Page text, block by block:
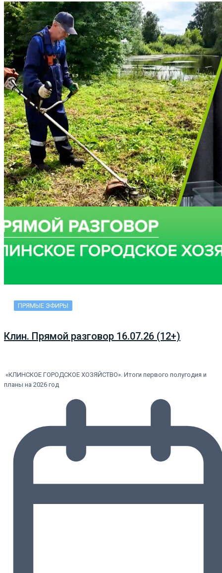
ПРЯМЫЕ ЭФИРЫ
Клин. Прямой разговор 16.07.26 (12+)
«КЛИНСКОЕ ГОРОДСКОЕ ХОЗЯЙСТВО». Итоги первого полугодия и
планы на 2026 год